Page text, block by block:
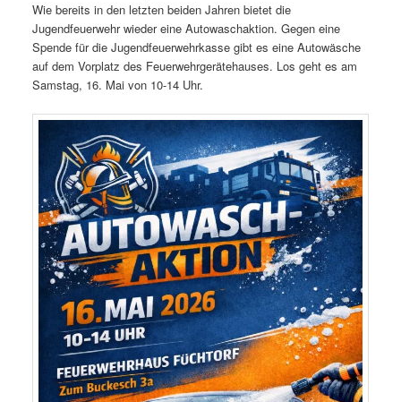
Wie bereits in den letzten beiden Jahren bietet die
Jugendfeuerwehr wieder eine Autowaschaktion. Gegen eine
Spende für die Jugendfeuerwehrkasse gibt es eine Autowäsche
auf dem Vorplatz des Feuerwehrgerätehauses. Los geht es am
Samstag, 16. Mai von 10-14 Uhr.